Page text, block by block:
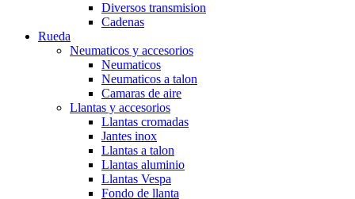
Diversos transmision
Cadenas
Rueda
Neumaticos y accesorios
Neumaticos
Neumaticos a talon
Camaras de aire
Llantas y accesorios
Llantas cromadas
Jantes inox
Llantas a talon
Llantas aluminio
Llantas Vespa
Fondo de llanta